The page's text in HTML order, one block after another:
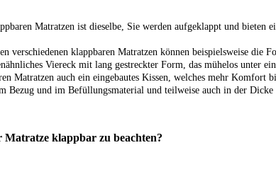
Matratzen ist dieselbe, Sie werden aufgeklappt und
verschiedenen klappbaren Matratzen können beispielsweise
Viereck mit lang gestreckter Form, das mühelos unter
Matratzen auch ein eingebautes Kissen, welches mehr Komfort
Bezug und im Befüllungsmaterial und teilweise auch in der
Matratze klappbar zu beachten?